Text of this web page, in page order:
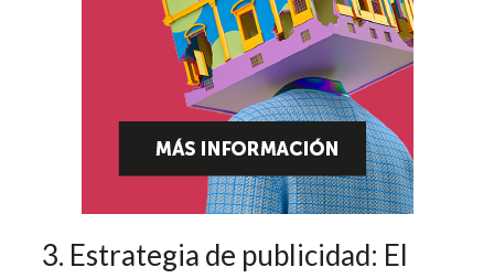
3. Estrategia de publicidad: El